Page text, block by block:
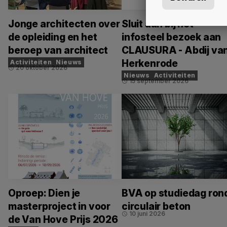
Jonge architecten over
de opleiding en het
beroep van architect
Activiteiten Nieuws
schedule20 oktober 2026
Sluit aan bij het
infosteel bezoek aan
CLAUSURA - Abdij
Herkenrode
Nieuws Activiteiten
schedule15 september 2026
Oproep: Dien je
masterproject in voor
de Van Hove Prijs 2026
BVA op studiedag
circulair beton
schedule 10 juni 2026